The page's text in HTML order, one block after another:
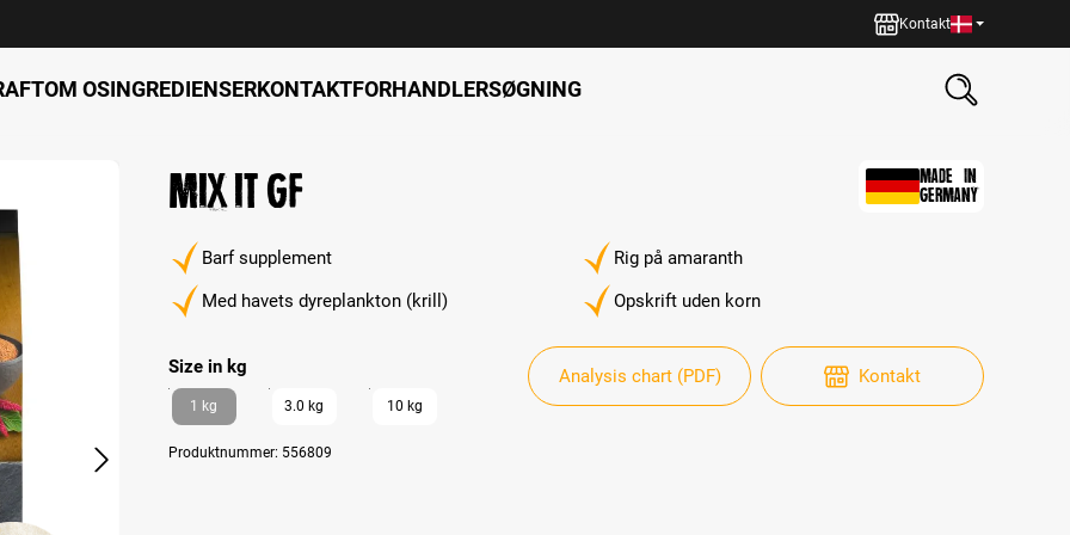
Kontakt
OM OSINGREDIENSERKONTAKTFORHANDLERSØGNING
Mix it GF
MADE IN
GERMANY
Barf supplement
Rig på amaranth
Med havets dyreplankton (krill)
Opskrift uden korn
Select
Size in kg
1 kg 3.0 kg 10 kg
Produktnummer: 556809
Analysis chart (PDF) Kontakt